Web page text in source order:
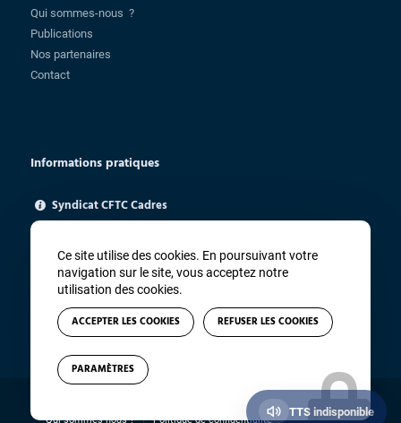
Qui sommes-nous ?
Publications
Nos partenaires
Contact
Informations pratiques
Syndicat CFTC Cadres
85 rue Charlot - 75003 Paris
ugica@cftc.fr
01 83 94 67 91
Winsiders
Qui sommes-nous ?
Politique de confidentialité
Ce site utilise des cookies. En poursuivant votre
navigation sur le site, vous acceptez notre
utilisation des cookies.
ACCEPTER LES COOKIES REFUSER LES COOKIES
PARAMÈTRES
TTS indisponible